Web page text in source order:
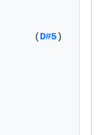
(D#5)